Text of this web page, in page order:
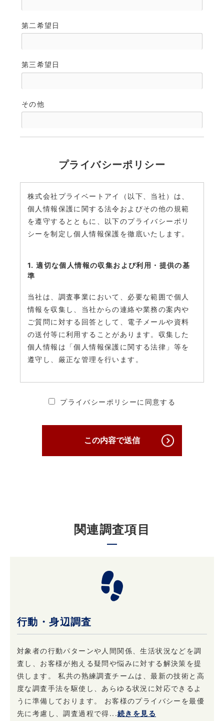
第二希望日
第三希望日
その他
プライバシーポリシー
株式会社プライベートアイ（以下、当社）は、
個人情報保護に関する法令およびその他の規範
を遵守するとともに、以下のプライバシーポリ
シーを制定し個人情報保護を徹底いたします。
1. 適切な個人情報の収集および利用・提供の基
準
当社は、調査事業において、必要な範囲で個人
情報を収集し、当社からの連絡や業務の案内や
ご質問に対する回答として、電子メールや資料
の送付等に利用することがあります。収集した
個人情報は「個人情報保護に関する法律」等を
遵守し、厳正な管理を行います。
の紛失、破壊、改ざん及び漏えいを防ぐため、
必要かつ適切な安全管理対策を講じ、厳正な管
ることはありません。
所、検察庁、警察、 弁護士会、消費者センター
またはこれらに準じた権限を有する機関から、
個人情報の開示を求められた場合、当社はこれ
当社の権利や財産を保護する目的で開示するこ
4. 個人情報はいつでも変更・訂正または削除で
きます
当社は、ご本人からお申し出があったときは、
ご本人様確認後登録情報の開示を行います。 ま
プライバシーポリシーに同意する
この内容で送信
関連調査項目
行動・身辺調査
対象者の行動パターンや人間関係、生活状況などを調
査し、お客様が抱える疑問や悩みに対する解決策を提
供します。 私共の熟練調査チームは、最新の技術と高
度な調査手法を駆使し、あらゆる状況に対応できるよ
うに準備しております。 お客様のプライバシーを最優
先に考慮し、調査過程で得...続きを見る